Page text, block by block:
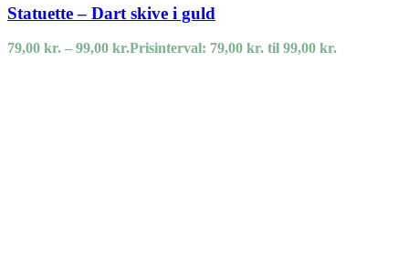
Statuette – Dart skive i guld
79,00 kr. – 99,00 kr.Prisinterval: 79,00 kr. til 99,00 kr.